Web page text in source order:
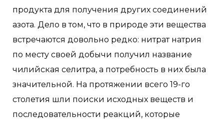
продукта для получения других соединений
азота. Дело в том, что в природе эти вещества
встречаются довольно редко: нитрат натрия
по месту своей добычи получил название
чилийская селитра, а потребность в них была
значительной. На протяжении всего 19-го
столетия шли поиски исходных веществ и
последовательности реакций, которые